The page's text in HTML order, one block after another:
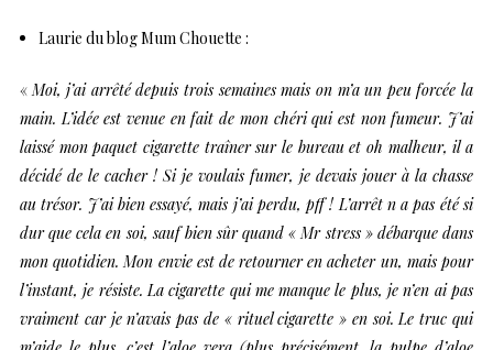
Laurie du blogMum Chouette :
«Moi, j’ai arrêté depuis trois semaines mais on m’a un peu forcée la
main. L’idée est venue en fait de mon chéri qui est non fumeur. J’ai
laissé mon paquet cigarette traîner sur le bureau et oh malheur, il a
décidé de le cacher ! Si je voulais fumer, je devais jouer à la chasse
au trésor. J’ai bien essayé, mais j’ai perdu, pff ! L’arrêt n a pas été si
dur que cela en soi, sauf bien sûr quand « Mr stress » débarque dans
mon quotidien. Mon envie est de retourner en acheter un, mais pour
l’instant, je résiste. La cigarette qui me manque le plus, je n’en ai pas
vraiment car je n’avais pas de « rituel cigarette » en soi. Le truc qui